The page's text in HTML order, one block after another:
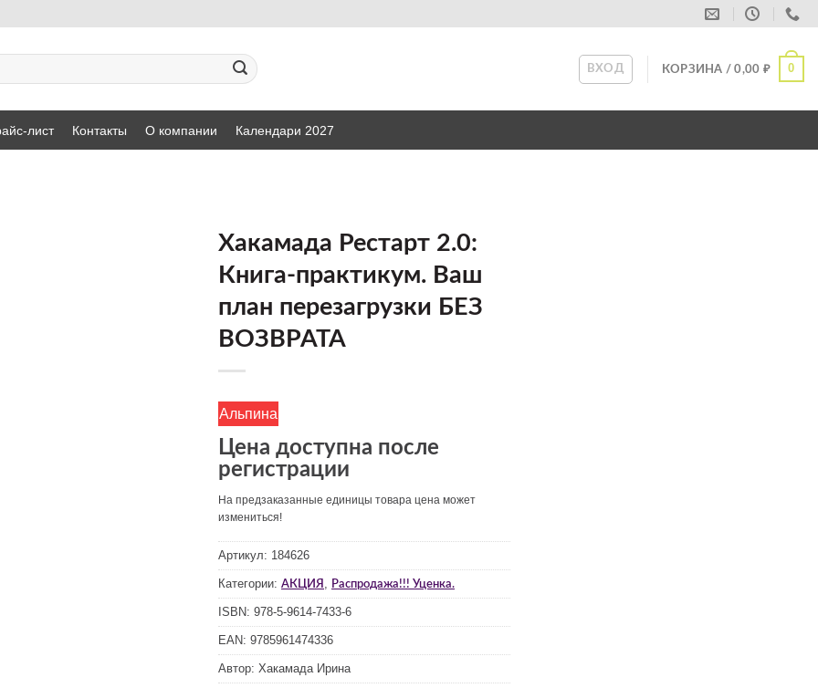
ВХОД КОРЗИНА /0,00 ₽ 0
лист Контакты О компании Календари 2027
Хакамада Рестарт 2.0:
Книга-практикум. Ваш
план перезагрузки БЕЗ
ВОЗВРАТА
Альпина
Цена доступна после
регистрации
На предзаказанные единицы товара цена может
измениться!
Артикул: 184626
Категории: АКЦИЯ Распродажа!!! Уценка.
ISBN: 978-5-9614-7433-6
EAN: 9785961474336
Автор: Хакамада Ирина